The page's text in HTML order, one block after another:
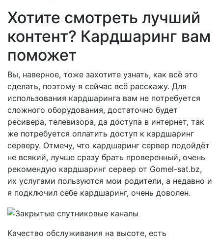
Хотите смотреть лучший
контент? Кардшаринг вам
поможет
Вы, наверное, тоже захотите узнать, как всё это
сделать, поэтому я сейчас всё расскажу. Для
использования кардшаринга вам не потребуется
сложного оборудования, достаточно будет
ресивера, телевизора, да доступа в интернет, так
же потребуется оплатить доступ к кардшаринг
серверу. Отмечу, что кардшаринг сервер подойдёт
не всякий, лучше сразу брать проверенный, очень
рекомендую кардшаринг сервер от Gomel-sat.bz,
их услугами пользуются мои родители, а недавно и
я подключил себе кардшаринг, очень доволен.
Качество обслуживания на высоте, есть